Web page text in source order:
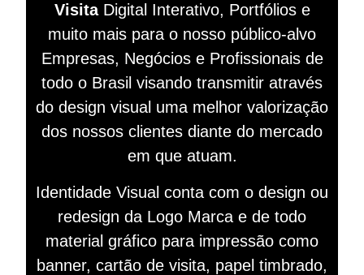
VisitaDigital Interativo, Portfólios e
muito mais para o nosso público-alvo
Empresas, Negócios e Profissionais de
todo o Brasil visando transmitir através
do design visual uma melhor valorização
dos nossos clientes diante do mercado
em que atuam.
Identidade Visual conta com o design ou
redesign da Logo Marca e de todo
material gráfico para impressão como
banner, cartão de visita, papel timbrado,